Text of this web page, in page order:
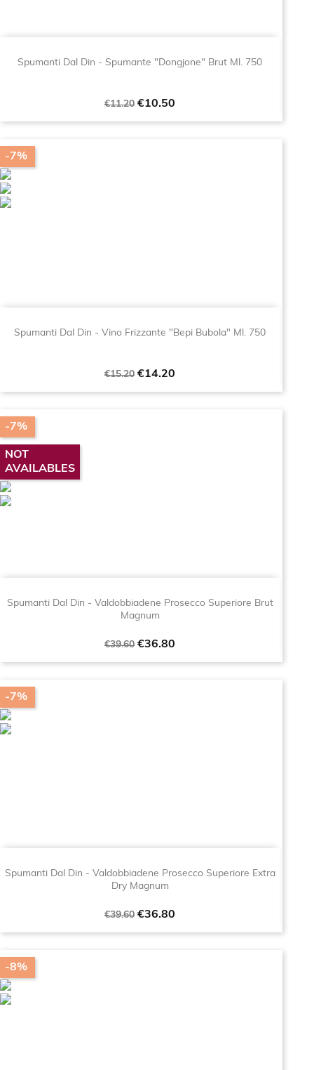
Spumanti Dal Din - Spumante "Dongjone" Brut Ml. 750
Regular
€11.20 Price
€10.50
Spumanti Dal Din - Vino Frizzante "Bepi Bubola" Ml. 750
Regular
€15.20 Price
€14.20
-7%
Spumanti Dal Din - Valdobbiadene Prosecco Superiore Brut
Magnum
Regular
€39.60 Price
€36.80
-7%
NOT
AVAILABLES
Spumanti Dal Din - Valdobbiadene Prosecco Superiore Extra
Dry Magnum
Regular
€39.60 Price
€36.80
-7%
-8%